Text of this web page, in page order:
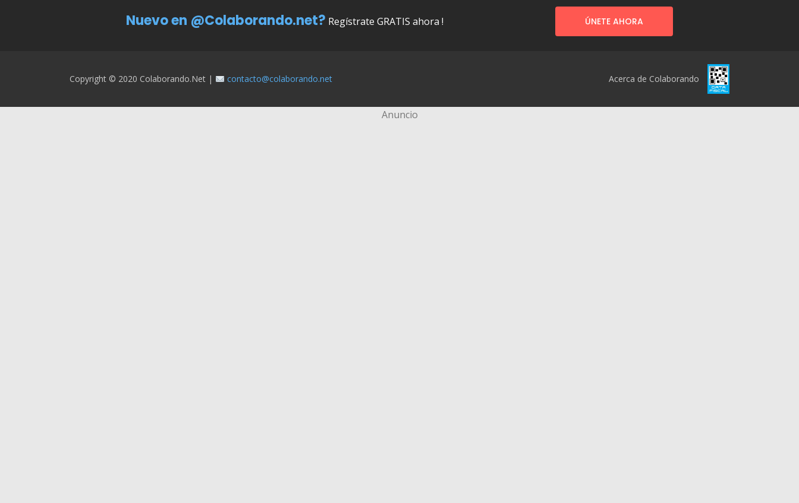
Nuevo en @Colaborando.net? Regístrate GRATIS ahora ! ÚNETE AHORA
Copyright © 2020 Colaborando.net | contacto@colaborando.net Acerca de Colaborando
Anuncio